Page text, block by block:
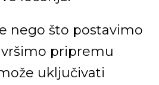
nego što postavimo
pripremu
uključivati